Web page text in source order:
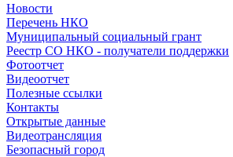
Новости
Перечень НКО
Муниципальный социальный грант
Реестр СО НКО - получатели поддержки
Фотоотчет
Видеоотчет
Полезные ссылки
Контакты
Открытые данные
Видеотрансляция
Безопасный город